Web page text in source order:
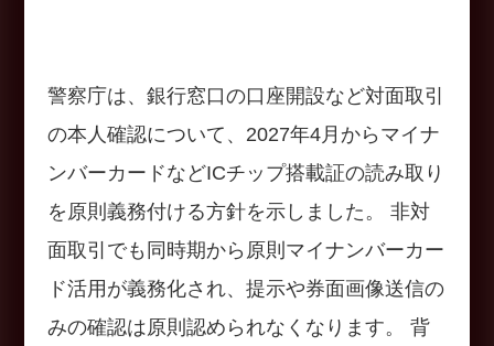
警察庁は、銀行窓口の口座開設など対面取引
の本人確認について、2027年4月からマイナ
ンバーカードなどICチップ搭載証の読み取り
を原則義務付ける方針を示しました。 非対
面取引でも同時期から原則マイナンバーカー
ド活用が義務化され、提示や券面画像送信の
みの確認は原則認められなくなります。 背